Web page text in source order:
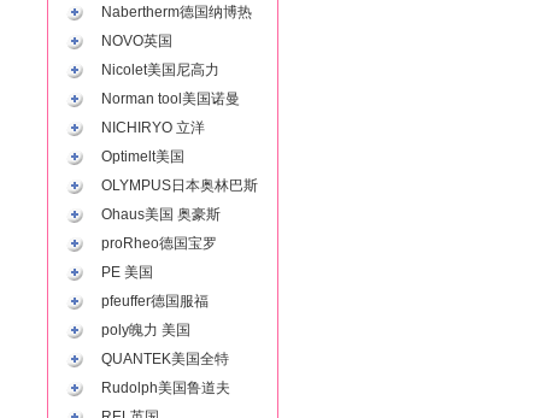
Nabertherm德国纳博热
NOVO英国
Nicolet美国尼高力
Norman tool美国诺曼
NICHIRYO 立洋
Optimelt美国
OLYMPUS日本奥林巴斯
Ohaus美国 奥豪斯
proRheo德国宝罗
PE 美国
pfeuffer德国服福
poly魄力 美国
QUANTEK美国全特
Rudolph美国鲁道夫